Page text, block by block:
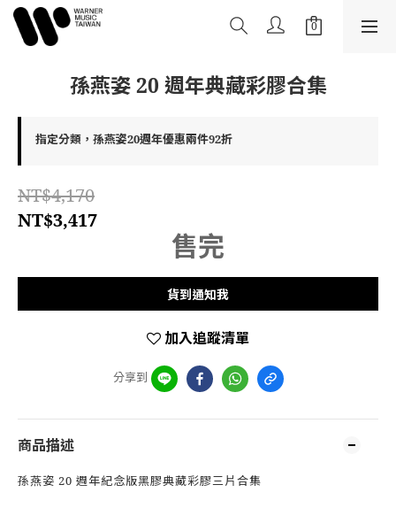
孫燕姿 20 週年典藏彩膠合集
指定分類，孫燕姿20週年優惠兩件92折
NT$4,170
NT$3,417
售完
貨到通知我
加入追蹤清單
分享到
商品描述
孫燕姿 20 週年紀念版黑膠典藏彩膠三片合集